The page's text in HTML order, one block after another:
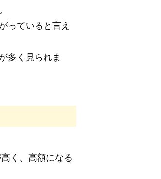
っていると言え
多く見られま
く、高額になる